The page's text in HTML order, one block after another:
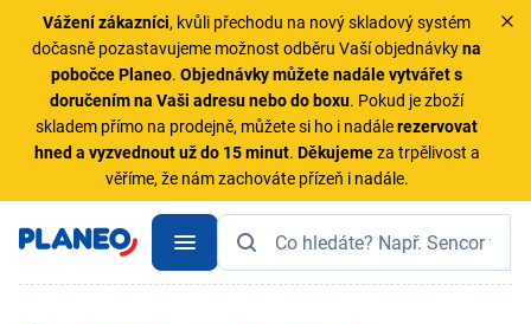
Vážení zákazníci, kvůli přechodu na nový skladový systém
dočasně pozastavujeme možnost odběru Vaší objednávkyna
pobočce Planeo.Objednávky můžete nadále vytvářet s
doručením na Vaši adresu nebo do boxu. Pokud je zboží
skladem přímo na prodejně, můžete si ho i nadálerezervovat
hned a vyzvednout už do 15 minut. Děkujemeza trpělivost a
věříme, že nám zachováte přízeň i nadále.